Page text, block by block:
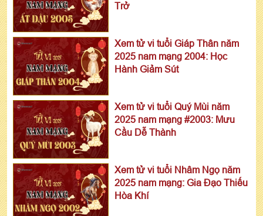
Trở
Xem tử vi tuổi Giáp Thân năm
2025 nam mạng 2004: Học
Hành Giảm Sút
Xem tử vi tuổi Quý Mùi năm
2025 nam mạng #2003: Mưu
Cầu Dễ Thành
Xem tử vi tuổi Nhâm Ngọ năm
2025 nam mạng: Gia Đạo Thiếu
Hòa Khí